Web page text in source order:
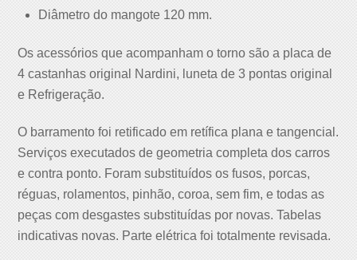
Diâmetro do mangote 120 mm.
Os acessórios que acompanham o torno são a placa de
4 castanhas original Nardini, luneta de 3 pontas original
e Refrigeração.
O barramento foi retificado em retífica plana e tangencial.
Serviços executados de geometria completa dos carros
e contra ponto. Foram substituídos os fusos, porcas,
réguas, rolamentos, pinhão, coroa, sem fim, e todas as
peças com desgastes substituídas por novas. Tabelas
indicativas novas. Parte elétrica foi totalmente revisada.